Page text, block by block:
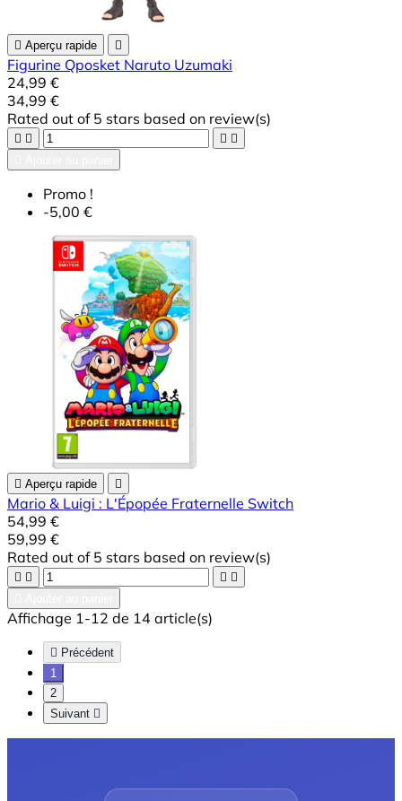
 Aperçu rapide 
Figurine Qposket Naruto Uzumaki
24,99 €
34,99 €
Rated out of 5 stars based on review(s)
   
Promo !
-5,00 €
 Aperçu rapide 
Mario & Luigi : L'Épopée Fraternelle Switch
54,99 €
59,99 €
Rated out of 5 stars based on review(s)
   
Affichage 1-12 de 14 article(s)
 Précédent
1
2
Suivant 